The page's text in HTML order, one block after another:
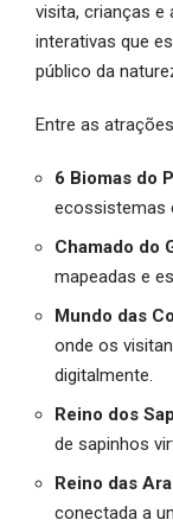
visita, crianças e
interativas que
público da
Entre as
6 Biomas do
ecossistemas
Chamado do
mapeadas e
Mundo das
onde os
digitalmente.
Reino dos
de sapinhos
Reino das
conectada a